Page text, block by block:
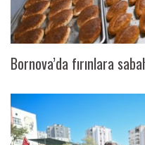
Bornova’da fırınlara